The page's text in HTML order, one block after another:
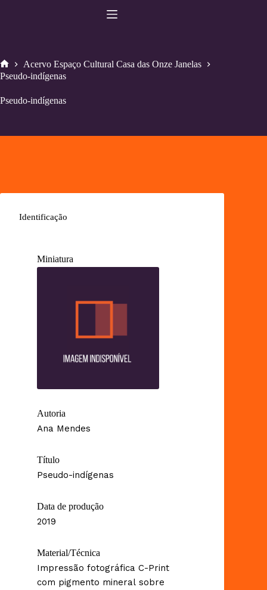
Home
Acervo Espaço Cultural Casa das Onze Janelas
Pseudo-indígenas
Pseudo-indígenas
Identificação
Miniatura
Autoria
Ana Mendes
Título
Pseudo-indígenas
Data de produção
2019
Material/Técnica
Impressão fotográfica C-Print
com pigmento mineral sobre